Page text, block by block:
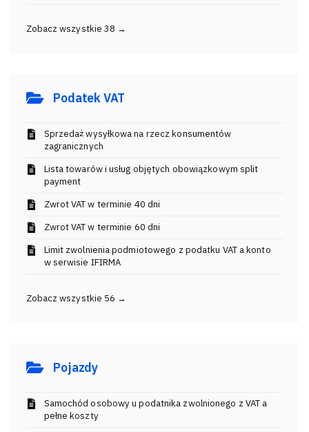
Zobacz wszystkie 38 →
Podatek VAT
Sprzedaż wysyłkowa na rzecz konsumentów
zagranicznych
Lista towarów i usług objętych obowiązkowym split
payment
Zwrot VAT w terminie 40 dni
Zwrot VAT w terminie 60 dni
Limit zwolnienia podmiotowego z podatku VAT a konto
w serwisie IFIRMA
Zobacz wszystkie 56 →
Pojazdy
Samochód osobowy u podatnika zwolnionego z VAT a
pełne koszty